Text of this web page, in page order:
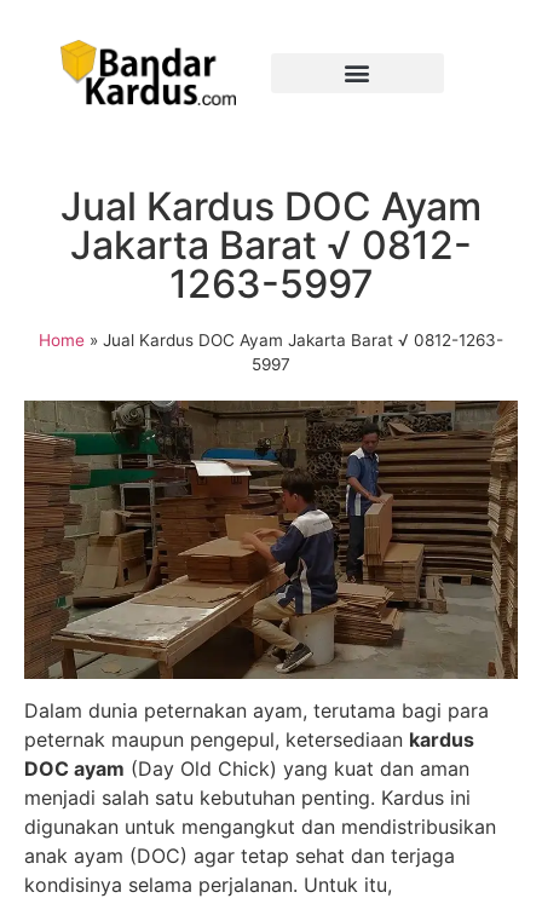
Jual Kardus DOC Ayam
Jakarta Barat √ 0812-
1263-5997
Home » Jual Kardus DOC Ayam Jakarta Barat √ 0812-1263-
5997
Dalam dunia peternakan ayam, terutama bagi para
peternak maupun pengepul, ketersediaan kardus
DOC ayam (Day Old Chick) yang kuat dan aman
menjadi salah satu kebutuhan penting. Kardus ini
digunakan untuk mengangkut dan mendistribusikan
anak ayam (DOC) agar tetap sehat dan terjaga
kondisinya selama perjalanan. Untuk itu,